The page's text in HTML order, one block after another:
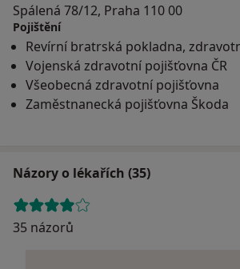
Spálená 78/12, Praha 110 00
Pojištění
Revírní bratrská pokladna,
Vojenská zdravotní pojišťovna ČR
Všeobecná zdravotní pojišťovna
Zaměstnanecká pojišťovna Škoda
Názory o lékařích (35)
35 názorů